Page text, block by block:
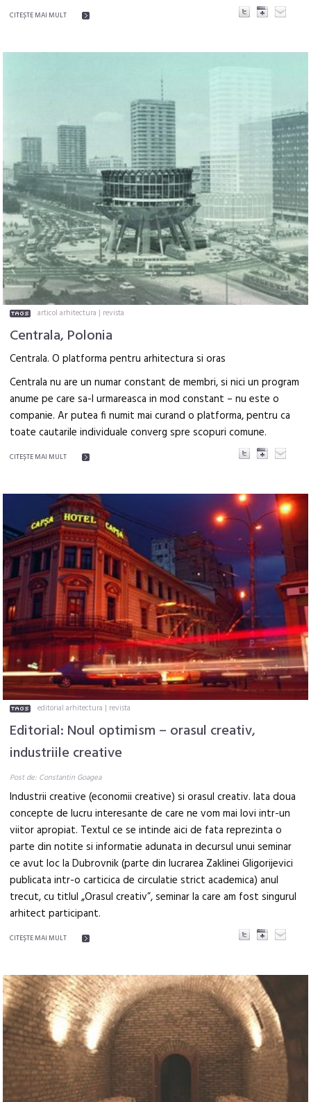
CITEŞTE MAI MULT
articol arhitectura | revista
Centrala, Polonia
Centrala. O platforma pentru arhitectura si oras
Centrala nu are un numar constant de membri, si nici un program
anume pe care sa-l urmareasca in mod constant – nu este o
companie. Ar putea fi numit mai curand o platforma, pentru ca
toate cautarile individuale converg spre scopuri comune.
CITEŞTE MAI MULT
editorial arhitectura | revista
Editorial: Noul optimism – orasul creativ,
industriile creative
Post de: Constantin Goagea
Industrii creative (economii creative) si orasul creativ. Iata doua
concepte de lucru interesante de care ne vom mai lovi intr-un
viitor apropiat. Textul ce se intinde aici de fata reprezinta o
parte din notite si informatie adunata in decursul unui seminar
ce avut loc la Dubrovnik (parte din lucrarea Zaklinei Gligorijevici
publicata intr-o carticica de circulatie strict academica) anul
trecut, cu titlul „Orasul creativ”, seminar la care am fost singurul
arhitect participant.
CITEŞTE MAI MULT